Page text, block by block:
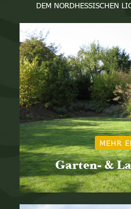
DEM NORDHESSISCHEN
MEHR
Garten- &